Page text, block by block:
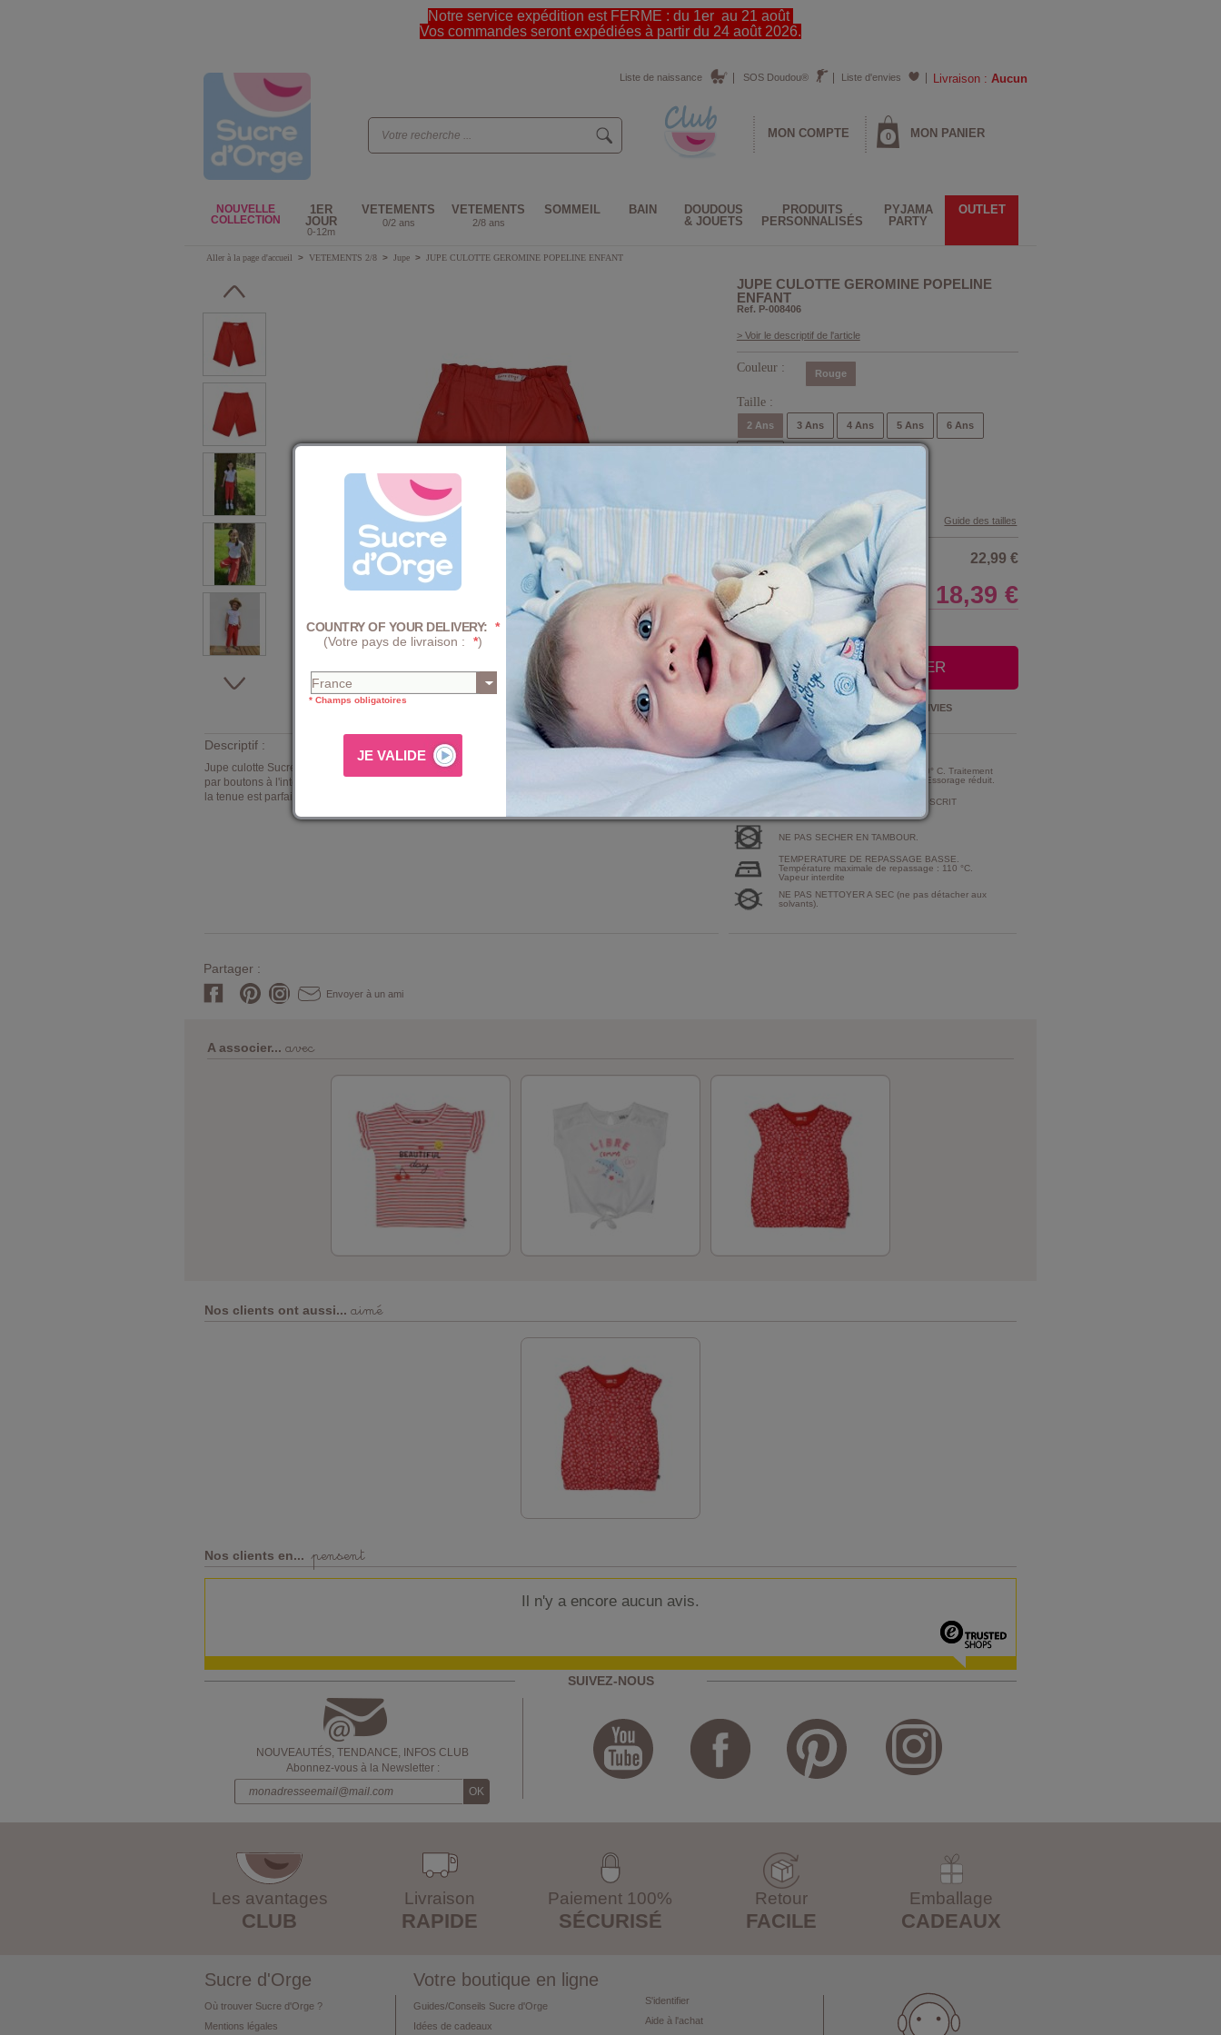
Notre service expédition est FERME : du 1er au 21 août
Vos commandes seront expédiées à partir du 24 août 2026.
Livraison : Aucun
Liste d'envies
SOS Doudou®
Liste de naissance
MON COMPTE 0 MON PANIER
NOUVELLE
COLLECTION
1ER
JOUR
0-12m
VETEMENTS
0/2 ans
VETEMENTS
2/8 ans
SOMMEIL BAIN
DOUDOUS
& JOUETS
PRODUITS
PERSONNALISÉS
PYJAMA
PARTY
OUTLET
Aller à la page d'accueil > VETEMENTS 2/8 > Jupe > JUPE CULOTTE GEROMINE POPELINE ENFANT
JUPE CULOTTE GEROMINE POPELINE
ENFANT
Ref. P-008406
> Voir le descriptif de l'article
Couleur : Rouge
Taille :
2 Ans 3 Ans 4 Ans 5 Ans 6 Ans
Guide des tailles
22,99 €
Prix 18,39 €
+ D'INFOS SUR LE CLUB
AJOUTER AU PANIER
LISTE D'ENVIES
Descriptif :
Jupe culotte Sucre d'Orge modèle Geromine. En jolie popeline douce rouge.Taille élastique réglable
par boutons à l'intérieur. Finitions : braguette zip et bonton pression. Un petit chemisier ou un tshirt et
la tenue est parfaite ! Composition : 100% coton. Existe du 2 ans au 8 ans.
Composition et Entretien :
PROGRAMME TRES MODERE A 30° C. Traitement
mécanique d'intensité très réduite. Essorage réduit.
TRAITEMENT DE CHLORAGE PROSCRIT
NE PAS SECHER EN TAMBOUR.
TEMPERATURE DE REPASSAGE BASSE.
Température maximale de repassage : 110 °C.
Vapeur interdite
NE PAS NETTOYER A SEC (ne pas détacher aux
solvants).
Partager :
Envoyer à un ami
A associer...
Nos clients ont aussi... aimé
Nos clients en... pensent
Il n'y a encore aucun avis.
SUIVEZ-NOUS
NOUVEAUTÉS, TENDANCE, INFOS CLUB
Abonnez-vous à la Newsletter :
Les avantages
CLUB
Livraison
RAPIDE
Paiement 100%
SÉCURISÉ
Retour
FACILE
Emballage
CADEAUX
Sucre d'Orge
Où trouver Sucre d'Orge ?
Mentions légales
Votre boutique en ligne
Guides/Conseils Sucre d'Orge
Idées de cadeaux
S'identifier
Aide à l'achat
COUNTRY OF YOUR DELIVERY: *
(Votre pays de livraison :
*)
* Champs obligatoires